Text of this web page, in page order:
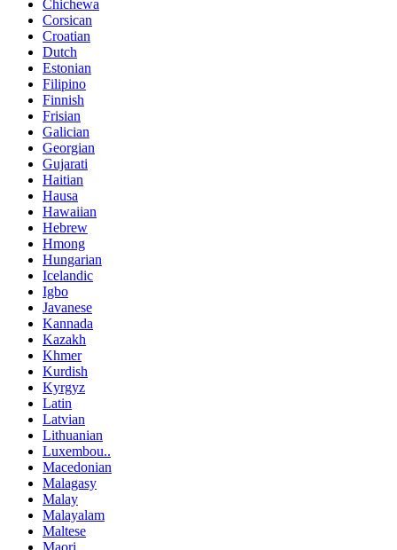
Chichewa
Corsican
Croatian
Dutch
Estonian
Filipino
Finnish
Frisian
Galician
Georgian
Gujarati
Haitian
Hausa
Hawaiian
Hebrew
Hmong
Hungarian
Icelandic
Igbo
Javanese
Kannada
Kazakh
Khmer
Kurdish
Kyrgyz
Latin
Latvian
Lithuanian
Luxembou..
Macedonian
Malagasy
Malay
Malayalam
Maltese
Maori